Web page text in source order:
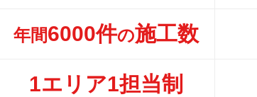
年間6000件の施工数
1エリア1担当制